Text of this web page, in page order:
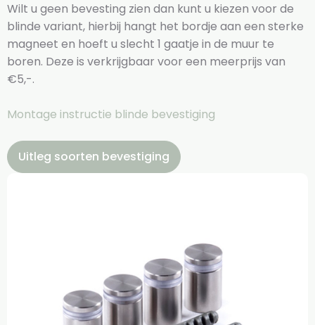
Wilt u geen bevesting zien dan kunt u kiezen voor de
blinde variant, hierbij hangt het bordje aan een sterke
magneet en hoeft u slecht 1 gaatje in de muur te
boren. Deze is verkrijgbaar voor een meerprijs van
€5,-.
Montage instructie blinde bevestiging
Uitleg soorten bevestiging